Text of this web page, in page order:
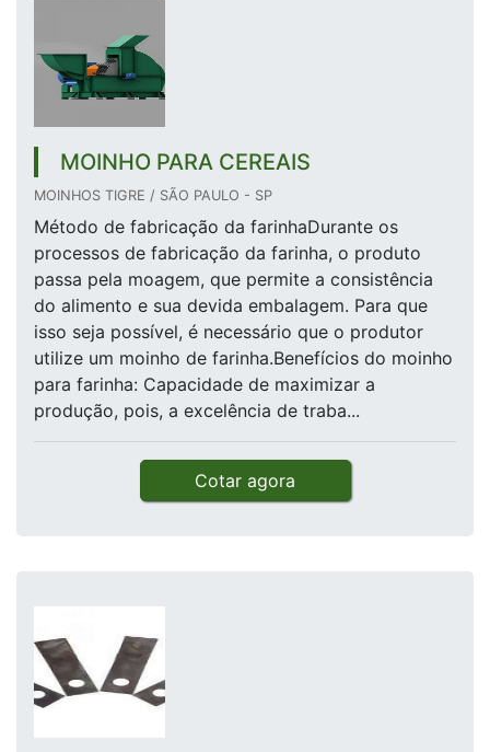
MOINHO PARA CEREAIS
MOINHOS TIGRE / SÃO PAULO - SP
Método de fabricação da farinhaDurante os
processos de fabricação da farinha, o produto
passa pela moagem, que permite a consistência
do alimento e sua devida embalagem. Para que
isso seja possível, é necessário que o produtor
utilize um moinho de farinha.Benefícios do moinho
para farinha: Capacidade de maximizar a
produção, pois, a excelência de traba...
Cotar agora